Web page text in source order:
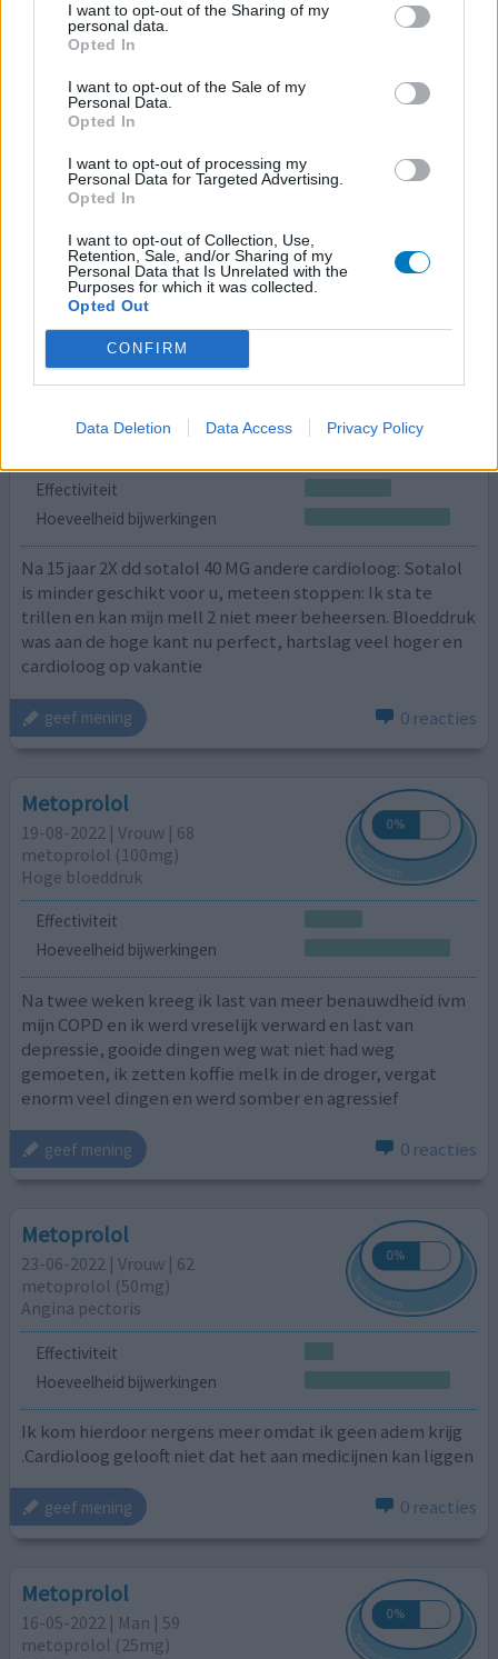
I want to opt-out of the Sharing of my
personal data.
Opted In
I want to opt-out of the Sale of my
Personal Data.
Opted In
I want to opt-out of processing my
Personal Data for Targeted Advertising.
Opted In
I want to opt-out of Collection, Use,
Retention, Sale, and/or Sharing of my
Personal Data that Is Unrelated with the
Purposes for which it was collected.
Opted Out
CONFIRM
Data Deletion Data Access Privacy Policy
Hoeveelheid bijwerkingen
Sandoz gekregen ipv Mylan en nu heb heb ik het weer
net zo benauwd als voor heen bij Mylan 100mg , maar
toen deze gehalveerd was waren de
benauwdheidsklachten over. Maar nu ik Sandaz 50 mg
gebruik heb ik weer de benauwdheidsklachten en en
blauwe plekken niet normaal gewoon. Ook ontzettend
koud ook is mijn bloeddruk f[lees meer...]
geef mening
Metoprolol
metoprolol (50mg)
Effectiviteit
Hoeveelheid bijwerkingen
Na 15 jaar 2X dd sotalol 40 MG andere cardioloog: Sotalol
is minder geschikt voor u, meteen stoppen: Ik sta te
trillen en kan mijn mell 2 niet meer beheersen. Bloeddruk
was aan de hoge kant nu perfect, hartslag veel hoger en
cardioloog op vakantie
geef mening 0 reacties
Metoprolol
19-08-2022 | Vrouw | 68
metoprolol (100mg)
Hoge bloeddruk
Effectiviteit
Hoeveelheid bijwerkingen
Na twee weken kreeg ik last van meer benauwdheid ivm
mijn COPD en ik werd vreselijk verward en last van
depressie, gooide dingen weg wat niet had weg
gemoeten, ik zetten koffie melk in de droger, vergat
enorm veel dingen en werd somber en agressief
geef mening 0 reacties
Metoprolol
23-06-2022 | Vrouw | 62
metoprolol (50mg)
Angina pectoris
Effectiviteit
Hoeveelheid bijwerkingen
Ik kom hierdoor nergens meer omdat ik geen adem krijg
.Cardioloog gelooft niet dat het aan medicijnen kan liggen
geef mening 0 reacties
Metoprolol
16-05-2022 | Man | 59
metoprolol (25mg)